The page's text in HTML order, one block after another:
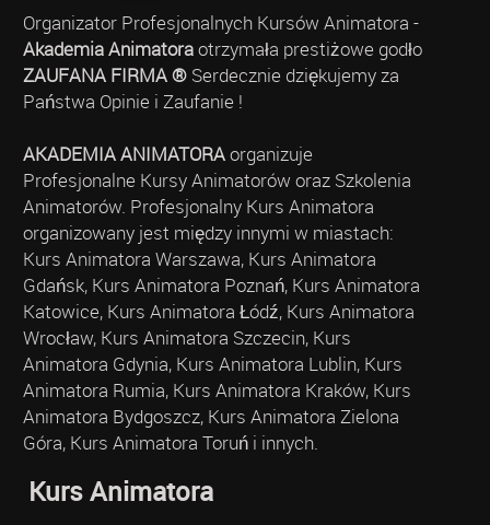
Organizator Profesjonalnych Kursów Animatora -
Akademia Animatoraotrzymała prestiżowe godło
ZAUFANA FIRMA ®Serdecznie dziękujemy za
Państwa Opinie i Zaufanie !
AKADEMIA ANIMATORAorganizuje
Profesjonalne Kursy Animatorów oraz Szkolenia
Animatorów. Profesjonalny Kurs Animatora
organizowany jest między innymi w miastach:
Kurs Animatora Warszawa, Kurs Animatora
Gdańsk, Kurs Animatora Poznań, Kurs Animatora
Katowice, Kurs Animatora Łódź, Kurs Animatora
Wrocław, Kurs Animatora Szczecin, Kurs
Animatora Gdynia, Kurs Animatora Lublin, Kurs
Animatora Rumia, Kurs Animatora Kraków, Kurs
Animatora Bydgoszcz, Kurs Animatora Zielona
Góra, Kurs Animatora Toruń i innych.
Kurs Animatora